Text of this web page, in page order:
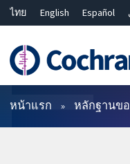
ไทย English Español
Bahasa Malaysia
繁體中文
ตัวกรอง
หน้าแรก หลักฐานขอ